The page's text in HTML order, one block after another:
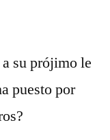
su prójimo le
puesto por